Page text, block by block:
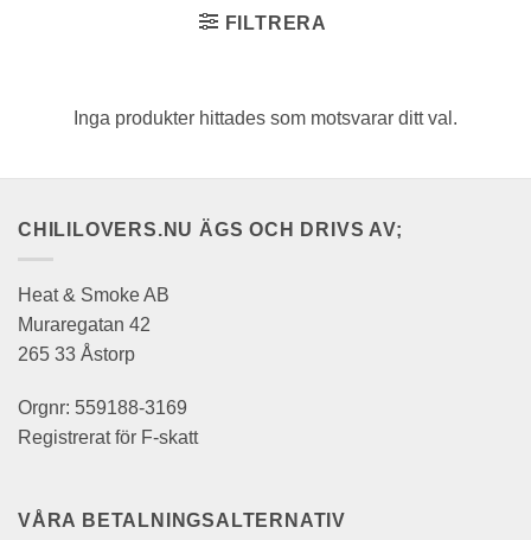
FILTRERA
Inga produkter hittades som motsvarar ditt val.
CHILILOVERS.NU ÄGS OCH DRIVS AV;
Heat & Smoke AB
Muraregatan 42
265 33 Åstorp
Orgnr: 559188-3169
Registrerat för F-skatt
VÅRA BETALNINGSALTERNATIV